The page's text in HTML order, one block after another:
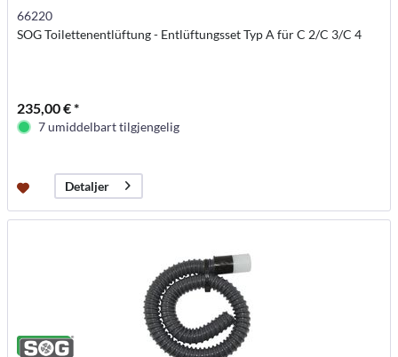
66220
SOG Toilettenentlüftung - Entlüftungsset Typ A für C 2/C 3/C 4
235,00 € *
7 umiddelbart tilgjengelig
Detaljer